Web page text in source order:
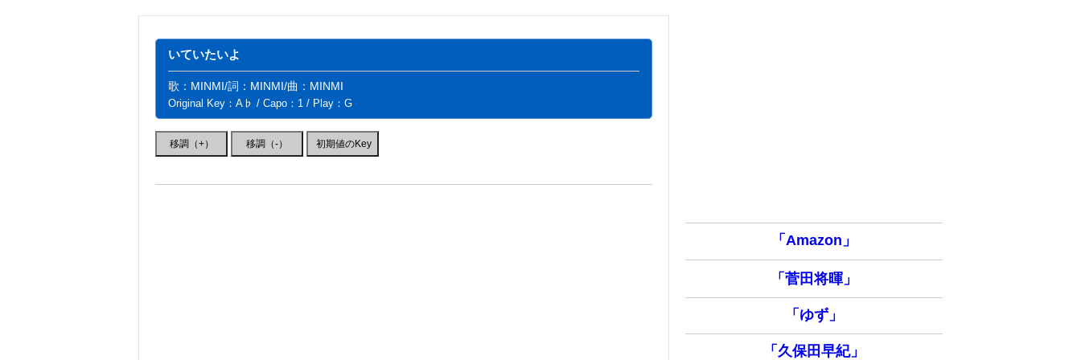
いていたいよ
歌：MINMI/詞：MINMI/曲：MINMI
Original Key：A♭ / Capo：1 / Play：G
「Amazon」
「菅田将暉」
「ゆず」
「久保田早紀」